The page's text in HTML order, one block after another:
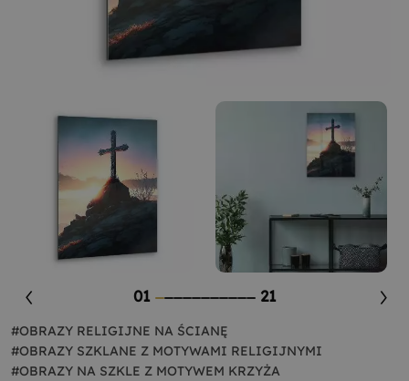
01 21
#OBRAZY RELIGIJNE NA ŚCIANĘ
#OBRAZY SZKLANE Z MOTYWAMI RELIGIJNYMI
#OBRAZY NA SZKLE Z MOTYWEM KRZYŻA